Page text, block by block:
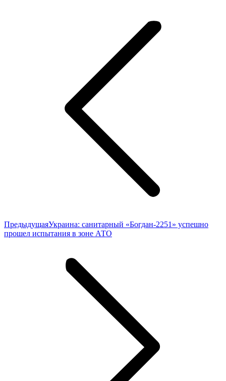
ПредыдущаяПредыдущая
запись:
Украина: санитарный «Богдан-2251» успешно
прошел испытания в зоне АТО